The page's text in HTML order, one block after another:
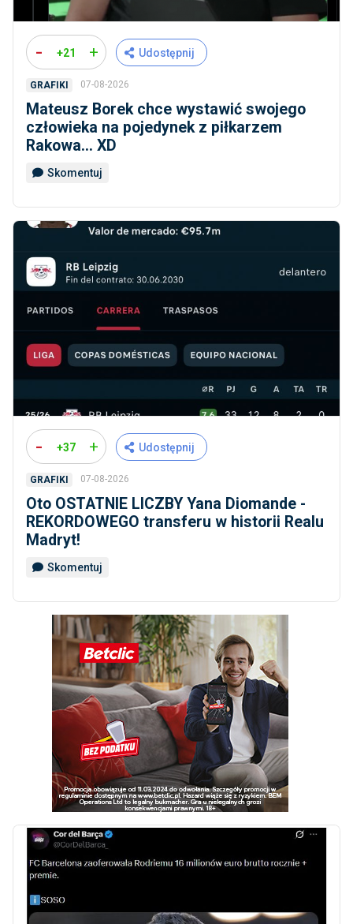
- +21 + Udostępnij
GRAFIKI 07-08-2026
Mateusz Borek chce wystawić swojego
człowieka na pojedynek z piłkarzem
Rakowa... XD
Skomentuj
- +37 + Udostępnij
GRAFIKI 07-08-2026
Oto OSTATNIE LICZBY Yana Diomande -
REKORDOWEGO transferu w historii Realu
Madryt!
Skomentuj